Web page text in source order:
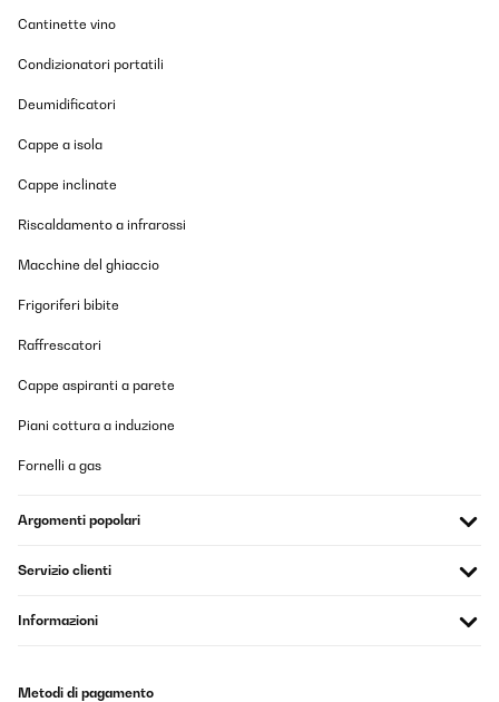
Cantinette vino
Condizionatori portatili
Deumidificatori
Cappe a isola
Cappe inclinate
Riscaldamento a infrarossi
Macchine del ghiaccio
Frigoriferi bibite
Raffrescatori
Cappe aspiranti a parete
Piani cottura a induzione
Fornelli a gas
Argomenti popolari
Servizio clienti
Informazioni
Metodi di pagamento